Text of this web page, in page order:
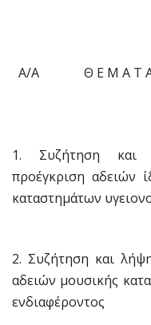
Α/Α Θ Ε Μ Α Τ
1. Συζήτηση και
προέγκριση αδειών
καταστημάτων
2. Συζήτηση και
αδειών μουσικής
ενδιαφέροντος